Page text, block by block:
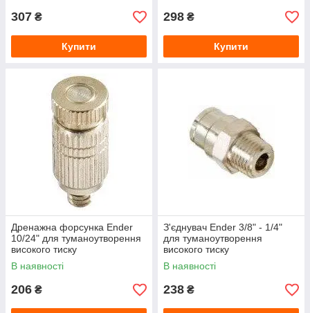
307 ₴
Купити
298 ₴
Купити
Дренажна форсунка Ender
10/24" для туманоутворення
високого тиску
В наявності
206 ₴
З'єднувач Ender 3/8" - 1/4"
для туманоутворення
високого тиску
В наявності
238 ₴